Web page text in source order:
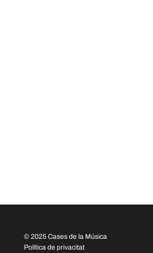
© 2025 Cases de la Música
Política de privacitat